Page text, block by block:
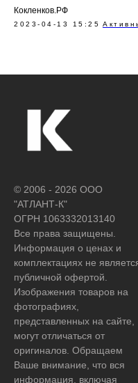
Кокленков.РФ
2023-04-13 15:25
© 2006 - 2026 ООО
"АТЛАНТ-К"
ОГРН 1063332013140
Все права защищены.
Информация о ценах и
комплектациях не
публичной офертой.
Изображения товаров на
фотографиях,
представленных на сайте,
могут отличаться от
оригиналов. Обращаем
Ваше внимание, что вся
информация, включая